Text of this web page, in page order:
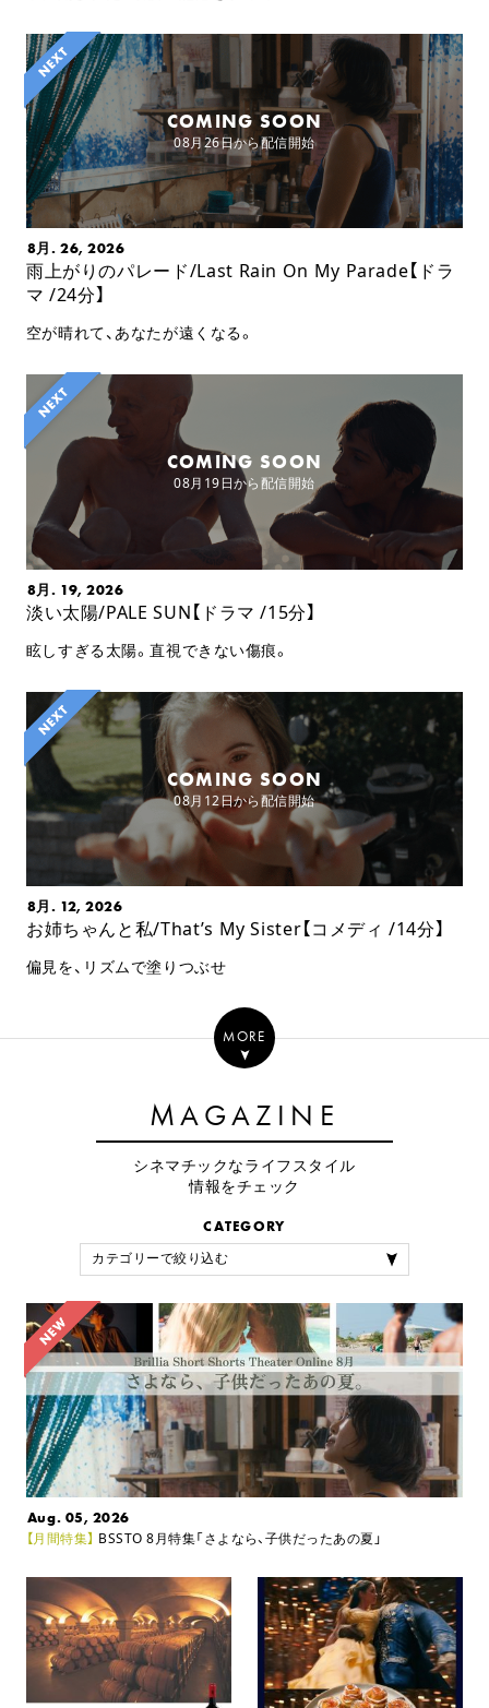
COMING SOON
08月26日から配信開始
8月. 26, 2026
雨上がりのパレード/Last Rain On My Parade【ドラ
マ /24分】
空が晴れて、あなたが遠くなる。
COMING SOON
08月19日から配信開始
8月. 19, 2026
淡い太陽/PALE SUN【ドラマ /15分】
眩しすぎる太陽。直視できない傷痕。
COMING SOON
08月12日から配信開始
8月. 12, 2026
お姉ちゃんと私/That’s My Sister【コメディ /14分】
偏見を、リズムで塗りつぶせ
MORE
MAGAZINE
シネマチックなライフスタイル
情報をチェック
CATEGORY
Aug. 05, 2026
【月間特集】 BSSTO 8月特集「さよなら、子供だったあの夏」